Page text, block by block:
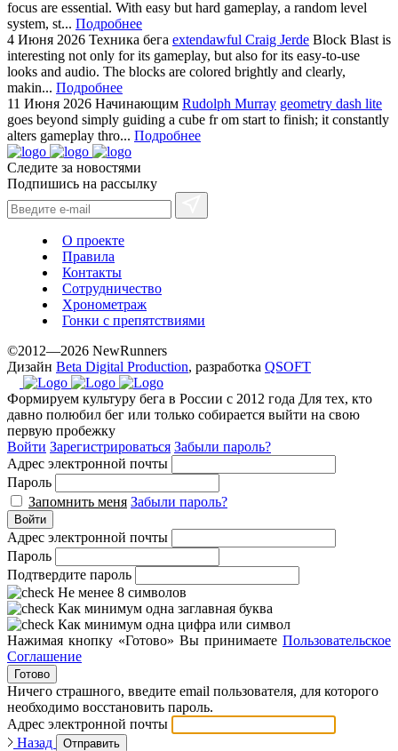
focus are essential. With easy but hard gameplay, a random level
system, st... Подробнее
4 Июня 2026 Техника бега extendawful Craig Jerde Block Blast is
interesting not only for its gameplay, but also for its easy-to-use
looks and audio. The blocks are colored brightly and clearly,
makin... Подробнее
11 Июня 2026 Начинающим Rudolph Murray geometry dash lite
goes beyond simply guiding a cube fr om start to finish; it constantly
alters gameplay thro... Подробнее
Следите за новостями
Подпишись на рассылку
О проекте
Правила
Контакты
Сотрудничество
Хронометраж
Гонки с препятствиями
©2012—2026 NewRunners
Дизайн Beta Digital Production, разработка QSOFT
Формируем культуру бега в России с 2012 года Для тех, кто
давно полюбил бег или только собирается выйти на свою
первую пробежку
Войти Зарегистрироваться Забыли пароль?
Адрес электронной почты
Пароль
Запомнить меня Забыли пароль?
Войти
Адрес электронной почты
Пароль
Подтвердите пароль
Не менее 8 символов
Как минимум одна заглавная буква
Как минимум одна цифра или символ
Нажимая кнопку «Готово» Вы принимаете Пользовательское
Соглашение
Готово
Ничего страшного, введите email пользователя, для которого
необходимо восстановить пароль.
Адрес электронной почты
Назад
Отправить